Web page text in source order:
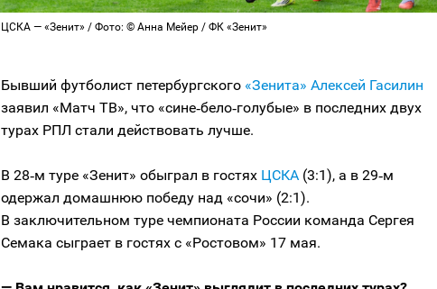
ЦСКА — «Зенит» / Фото: © Анна Мейер / ФК «Зенит»
Бывший футболист петербургского «Зенита» Алексей Гасилин
заявил «Матч ТВ», что «сине‑бело‑голубые» в последних двух
турах РПЛ стали действовать лучше.
В 28‑м туре «Зенит» обыграл в гостях ЦСКА (3:1), а в 29‑м
одержал домашнюю победу над «сочи» (2:1).
В заключительном туре чемпионата России команда Сергея
Семака сыграет в гостях с «Ростовом» 17 мая.